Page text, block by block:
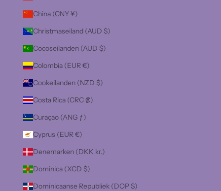
China (CNY ¥)
Christmaseiland (AUD $)
Cocoseilanden (AUD $)
Colombia (EUR €)
Cookeilanden (NZD $)
Costa Rica (CRC ₡)
Curaçao (ANG ƒ)
Cyprus (EUR €)
Denemarken (DKK kr.)
Dominica (XCD $)
Dominicaanse Republiek (DOP $)